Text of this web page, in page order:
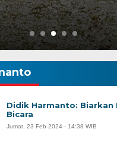
Didik Harmanto: Biarkan
Bicara
Jumat, 23 Feb 2024 - 14:38 WIB